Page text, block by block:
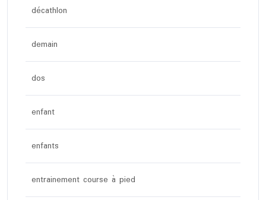
décathlon
demain
dos
enfant
enfants
entrainement course à pied